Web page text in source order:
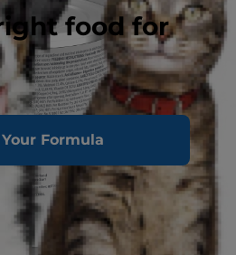
food for
Formula